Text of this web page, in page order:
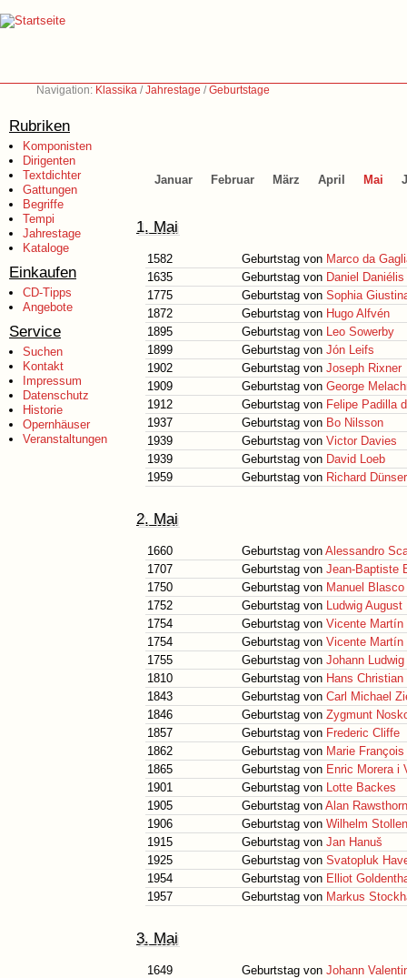
Navigation: Klassika /Jahrestage /Geburtstage
Rubriken
Komponisten
Dirigenten
Textdichter
Gattungen
Begriffe
Tempi
Jahrestage
Kataloge
Einkaufen
CD-Tipps
Angebote
Service
Suchen
Kontakt
Impressum
Datenschutz
Historie
Opernhäuser
Veranstaltungen
Januar Februar März April Mai
1. Mai
1582 Geburtstag von Marco da
1635
Geburtstag von Daniel Daniélis
1775
Geburtstag von Sophia
1872
Geburtstag von Hugo Alfvén
1895
Geburtstag von Leo Sowerby
1899
Geburtstag von Jón Leifs
1902
Geburtstag von Joseph Rixner
1909
Geburtstag von George
1912
Geburtstag von Felipe Padilla
1937
Geburtstag von Bo Nilsson
1939
Geburtstag von Victor Davies
1939
Geburtstag von David Loeb
1959
Geburtstag von Richard Dünser
2. Mai
1660 Geburtstag von Alessandro
1707
Geburtstag von Jean-Baptiste
1750
Geburtstag von Manuel
1752
Geburtstag von Ludwig August
1754
Geburtstag von Vicente Martín
1754
Geburtstag von Vicente Martín
1755
Geburtstag von Johann
1810
Geburtstag von Hans
1843
Geburtstag von Carl Michael
1846
Geburtstag von Zygmunt
1857
Geburtstag von Frederic Cliffe
1862
Geburtstag von Marie
1865
Geburtstag von Enric Morera i
1901
Geburtstag von Lotte Backes
1905
Geburtstag von Alan
1906
Geburtstag von Wilhelm
1915
Geburtstag von Jan Hanuš
1925
Geburtstag von Svatopluk
1954
Geburtstag von Elliot
1957
Geburtstag von Markus
3. Mai
1649 Geburtstag von Johann